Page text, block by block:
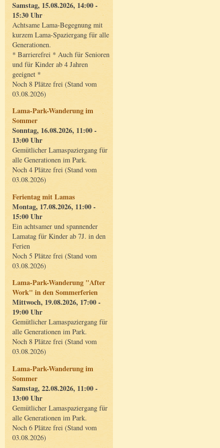
Samstag, 15.08.2026, 14:00 -
15:30 Uhr
Achtsame Lama-Begegnung mit
kurzem Lama-Spaziergang für alle
Generationen.
* Barrierefrei * Auch für Senioren
und für Kinder ab 4 Jahren
geeignet *
Noch 8 Plätze frei (Stand vom
03.08.2026)
Lama-Park-Wanderung im
Sommer
Sonntag, 16.08.2026, 11:00 -
13:00 Uhr
Gemütlicher Lamaspaziergang für
alle Generationen im Park.
Noch 4 Plätze frei (Stand vom
03.08.2026)
Ferientag mit Lamas
Montag, 17.08.2026, 11:00 -
15:00 Uhr
Ein achtsamer und spannender
Lamatag für Kinder ab 7J. in den
Ferien
Noch 5 Plätze frei (Stand vom
03.08.2026)
Lama-Park-Wanderung "After
Work" in den Sommerferien
Mittwoch, 19.08.2026, 17:00 -
19:00 Uhr
Gemütlicher Lamaspaziergang für
alle Generationen im Park.
Noch 8 Plätze frei (Stand vom
03.08.2026)
Lama-Park-Wanderung im
Sommer
Samstag, 22.08.2026, 11:00 -
13:00 Uhr
Gemütlicher Lamaspaziergang für
alle Generationen im Park.
Noch 6 Plätze frei (Stand vom
03.08.2026)